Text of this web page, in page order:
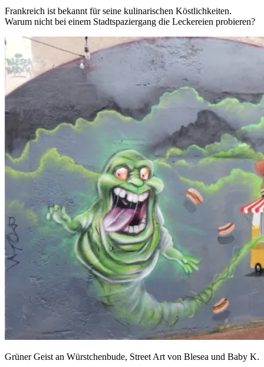
Frankreich ist bekannt für seine kulinarischen Köstlichkeiten.
Warum nicht bei einem Stadtspaziergang die Leckereien probieren?
Grüner Geist an Würstchenbude, Street Art von Blesea und Baby K.